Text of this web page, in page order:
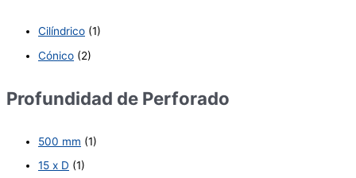
Cilíndrico (1)
Cónico (2)
Profundidad de Perforado
500 mm (1)
15 x D (1)